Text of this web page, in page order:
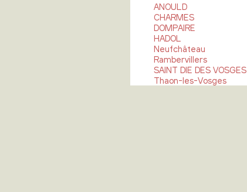
ANOULD
CHARMES
DOMPAIRE
HADOL
Neufchâteau
Rambervillers
SAINT DIE DES VOSGES
Thaon-les-Vosges